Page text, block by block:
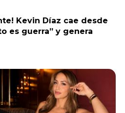
Kevin Díaz cae desde
es guerra” y genera